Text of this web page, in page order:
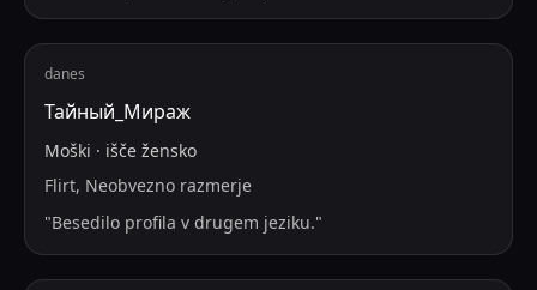
danes
Тайный_Мираж
Moški · išče žensko
Flirt, Neobvezno razmerje
"Besedilo profila v drugem jeziku."